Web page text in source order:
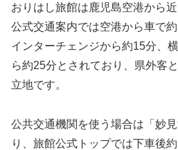
おりはし旅館は鹿児島空港から
公式交通案内では空港から車で
インターチェンジから約15分、
ら約25分とされており、県外客
立地です。
公共交通機関を使う場合は「妙
り、旅館公式トップでは下車後